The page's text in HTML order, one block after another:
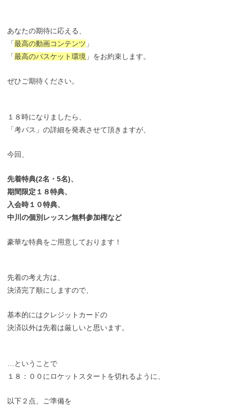
あなたの期待に応える、
「最高の動画コンテンツ 」
「最高のバスケット環境 」をお約束します。
ぜひご期待ください。
１８時になりましたら、
「考バス」の詳細を発表させて頂きますが、
今回、
先着特典(2名・5名)、
期間限定１８特典、
入会時１０特典、
中川の個別レッスン無料参加権など
豪華な特典をご用意しております！
先着の考え方は、
決済完了順にしますので、
基本的にはクレジットカードの
決済以外は先着は厳しいと思います。
…ということで
１８：００にロケットスタートを切れるように、
以下２点、ご準備を